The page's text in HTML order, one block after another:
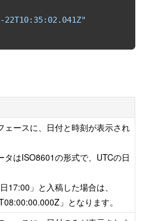
22T10:35:02.041Z"
ェースに、日付と時刻が表示され
タはISO8601の形式で、UTCの日
17:00」と入稿した場合は、
」となります。